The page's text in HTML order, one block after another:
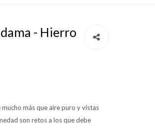
- Hierro
más que aire puro y vistas
son retos a los que debe